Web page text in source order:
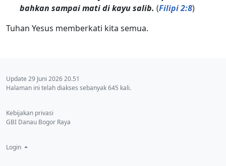
bahkan sampai mati di kayu salib.(Filipi 2:8)
Tuhan Yesus memberkati kita semua.
Update 29 Juni 2026 20.51
Halaman ini telah diakses sebanyak 645 kali.
Kebijakan privasi
GBI Danau Bogor Raya
Login